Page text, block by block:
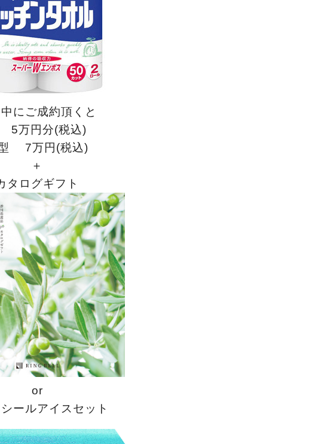
にご成約頂くと
5万円分(税込)
7万円(税込)
＋
タログギフト
or
ールアイスセット